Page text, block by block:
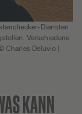
Diensten
Verschiedene
Charles Deluvio |
KANN